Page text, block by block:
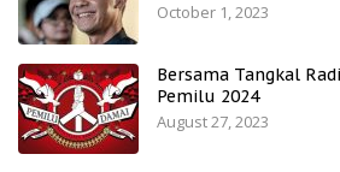
October 1, 2023
Bersama Tangkal
Pemilu 2024
August 27, 2023